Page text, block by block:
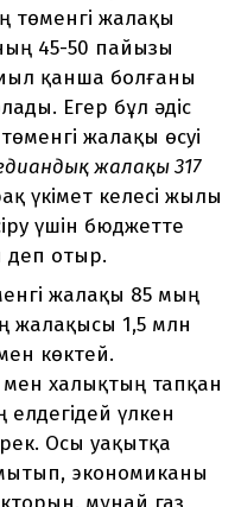
төменгі жалақы
45-50 пайызы
қанша болғаны
Егер бұл әдіс
жалақы өсуі
жалақы 317
үкімет келесі жылы
үшін бюджетте
деп отыр.
жалақы 85 мың
жалақысы 1,5 млн
көктей.
халықтың тапқан
үлкен
Осы уақытқа
экономиканы